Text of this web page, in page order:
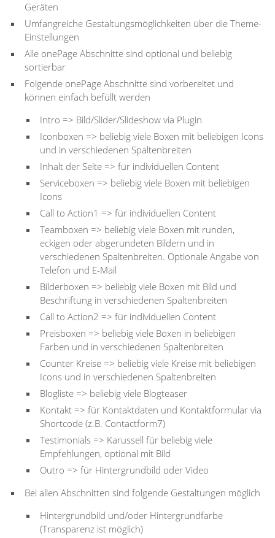
Geräten
Umfangreiche Gestaltungsmöglichkeiten über die Theme-
Einstellungen
Alle onePage Abschnitte sind optional und beliebig
sortierbar
Folgende onePage Abschnitte sind vorbereitet und
können einfach befüllt werden
Intro => Bild/Slider/Slideshow via Plugin
Iconboxen => beliebig viele Boxen mit beliebigen Icons
und in verschiedenen Spaltenbreiten
Inhalt der Seite => für individuellen Content
Serviceboxen => beliebig viele Boxen mit beliebigen
Icons
Call to Action1 => für individuellen Content
Teamboxen => beliebig viele Boxen mit runden,
eckigen oder abgerundeten Bildern und in
verschiedenen Spaltenbreiten. Optionale Angabe von
Telefon und E-Mail
Bilderboxen => beliebig viele Boxen mit Bild und
Beschriftung in verschiedenen Spaltenbreiten
Call to Action2 => für individuellen Content
Preisboxen => beliebig viele Boxen in beliebigen
Farben und in verschiedenen Spaltenbreiten
Counter Kreise => beliebig viele Kreise mit beliebigen
Icons und in verschiedenen Spaltenbreiten
Blogliste => beliebig viele Blogteaser
Kontakt => für Kontaktdaten und Kontaktformular via
Shortcode (z.B. Contactform7)
Testimonials => Karussell für beliebig viele
Empfehlungen, optional mit Bild
Outro => für Hintergrundbild oder Video
Bei allen Abschnitten sind folgende Gestaltungen möglich
Hintergrundbild und/oder Hintergrundfarbe
(Transparenz ist möglich)